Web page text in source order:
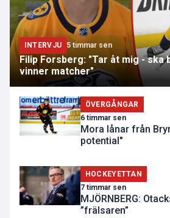
INTERVJU 5 timmar sen
Filip Forsberg: "Tar åt mig - ska
vinner matcher"
ÖVERGÅNGAR
6 timmar sen
Mora lånar från
potential"
HOCKEYETTAN
7 timmar sen
MJÖRNBERG:
”frälsaren”